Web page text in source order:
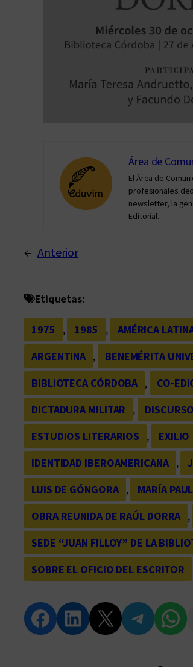
Área de
El Área de
profesionales
newsletter, la
Editorial.
← Anterior
Etiquetas:
1975 , 1985 , AMÉRICA
ARGENTINA , BENEMÉRITA
BIBLIOTECA CÓRDOBA , CO-
DICTADURA MILITAR
, DISCURSO
ESTUDIOS LITERARIOS
, EXILIO
IDENTIDAD IBEROAMERICANA ,
LUIS DE GÓNGORA , MARÍA
OBRA REUNIDA DE RAÚL DORRA ,
SEDE “JUAN FILLOY” DE LA
SOBRE EL OFICIO DEL ESCRITOR
Compartir en Facebook Compartir en LinkedIn Compartir en Twitter Compartir en Telegram Compartir en WhatsApp